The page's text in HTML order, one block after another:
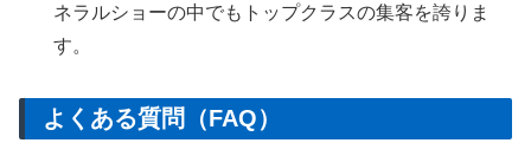
ネラルショーの中でもトップクラスの集客を誇りま
す。
よくある質問（FAQ）